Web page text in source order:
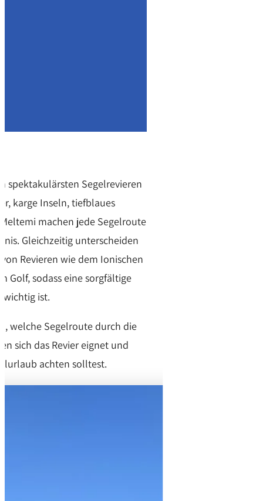
spektakulärsten Segelrevieren
karge Inseln, tiefblaues
machen jede Segelroute
Gleichzeitig unterscheiden
Revieren wie dem Ionischen
Golf, sodass eine sorgfältige
wichtig ist.
welche Segelroute durch die
sich das Revier eignet und
achten solltest.